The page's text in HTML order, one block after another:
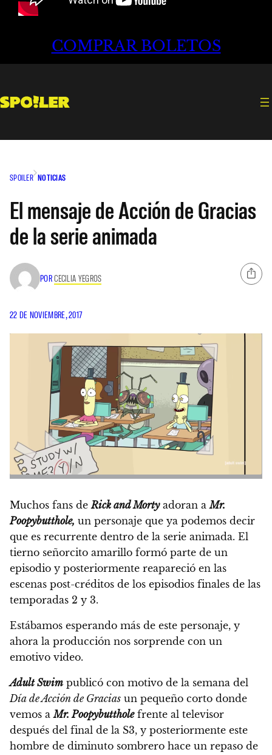
COMPRAR BOLETOS
SPOILER NOTICIAS
El mensaje de Acción de Gracias
de la serie animada
PORCECILIA YEGROS
22 DE NOVIEMBRE, 2017
Muchos fans deRick and Mortyadoran aMr.
Poopybutthole, un personaje que ya podemos decir
que es recurrente dentro de la serie animada. El
tierno señorcito amarillo formó parte de un
episodio y posteriormente reapareció en las
escenas post-créditos de los episodios finales de las
temporadas 2 y 3.
Estábamos esperando más de este personaje, y
ahora la producción nos sorprende con un
emotivo video.
Adult Swim publicó con motivo de la semana del
Día de Acción de Gracias un pequeño corto donde
vemos aMr. Poopybuttholefrente al televisor
después del final de la S3, y posteriormente este
hombre de diminuto sombrero hace un repaso de